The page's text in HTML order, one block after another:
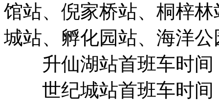
馆站、倪家桥站、桐梓
城站、孵化园站、海洋
升仙湖站首班车时间
世纪城站首班车时间